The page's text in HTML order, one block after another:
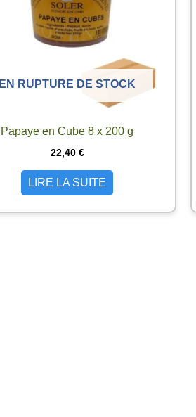
EN RUPTURE DE STOCK
Papaye en Cube 8 x 200 g
22,40 €
LIRE LA SUITE